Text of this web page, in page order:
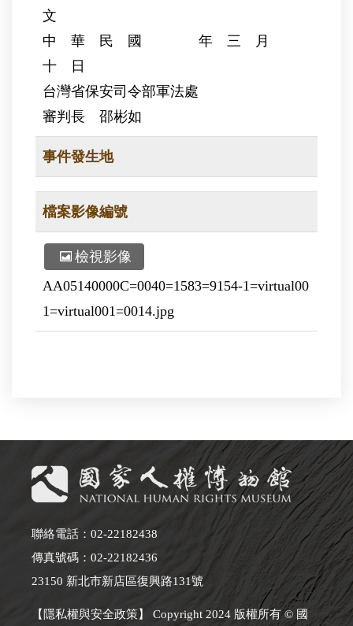
文
中 華 民 國 年 三 月
十 日
台灣省保安司令部軍法處
審判長 邵彬如
事件發生地
檔案影像編號
檢視影像
AA05140000C=0040=1583=9154-1=virtual00
1=virtual001=0014.jpg
聯絡電話：02-22182438
傳真號碼：02-22182436
23150 新北市新店區復興路131號
【隱私權與安全政策】 Copyright 2024 版權所有 © 國